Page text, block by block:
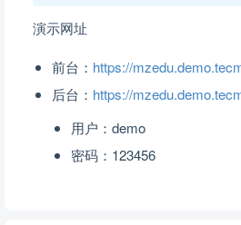
演示网址
前台： https://
后台： https://
用户：demo
密码：123456